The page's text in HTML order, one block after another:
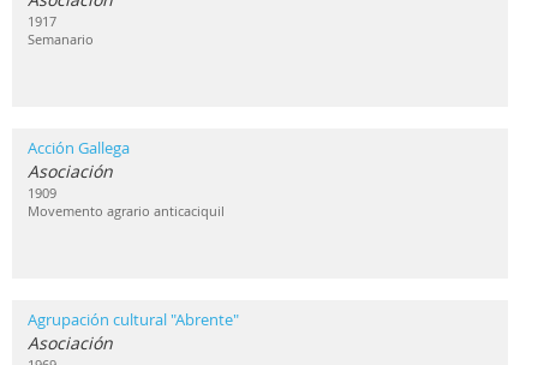
1917
Semanario
Acción Gallega
Asociación
1909
Movemento agrario anticaciquil
Agrupación cultural "Abrente"
Asociación